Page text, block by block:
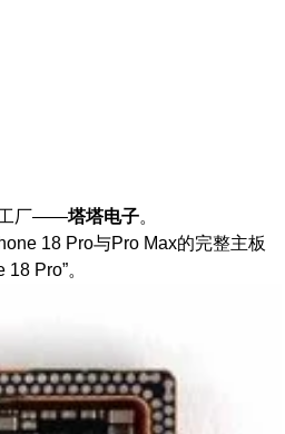
工厂——塔塔电子。
18 Pro与Pro Max的完整主板
Pro”。